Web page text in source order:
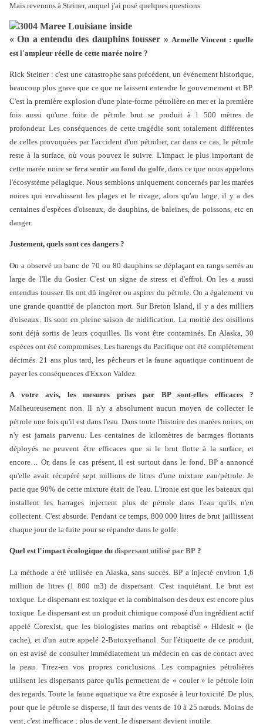
Mais revenons à Steiner, auquel j'ai posé quelques questions.
« On a entendu des dauphins tousser » Armelle Vincent : quelle
est l'ampleur réelle de cette marée noire ?
Rick Steiner : c'est une catastrophe sans précédent, un événement historique,
beaucoup plus grave que ce que ne laissent entendre le gouvernement et BP.
C'est la première explosion d'une plate-forme pétrolière en mer et la première
fois aussi qu'une fuite de pétrole brut se produit à 1 500 mètres de
profondeur. Les conséquences de cette tragédie sont totalement différentes
de celles provoquées par l'accident d'un pétrolier, car dans ce cas, le pétrole
reste à la surface, où vous pouvez le suivre. L'impact le plus important de
cette marée noirese fera sentir au fond du golfe, dans ce que nous appelons
l'écosystème pélagique. Nous semblons uniquement concernés par les marées
noires qui envahissent les plages et le rivage, alors qu'au large, il y a des
centaines d'espèces d'oiseaux, de dauphins, de baleines, de poissons, etc en
danger.
Justement, quels sont ces dangers ?
On a observé un banc de 70 ou 80 dauphins se déplaçant en rangs serrés au
large de l'Ile du Gosier. C'est un signe de stress et d'effroi. On les a aussi
entendus tousser. Ils ont dû ingérer ou aspirer du pétrole. On a également vu
une grande quantité de plancton mort. Sur Breton Island, il y a des milliers
d'oiseaux. Ils sont en pleine saison de nidification. La moitié des oisillons
sont déjà sortis de leurs coquilles. Ils vont être contaminés. En Alaska, 30
espèces ont été compromises. Les harengs du Pacifique ont été complètement
décimés. 21 ans plus tard, les pêcheurs et la faune aquatique continuent de
payer les conséquences d'Exxon Valdez.
A votre avis, les mesures prises par BP sont-elles efficaces ?
Malheureusement non. Il n'y a absolument aucun moyen de collecter le
pétrole une fois qu'il est dans l'eau. Dans toute l'histoire des marées noires, on
n'y est jamais parvenu. Les centaines de kilomètres de barrages flottants
déployés ne peuvent être efficaces que si le brut flotte à la surface, et
encore… Or, dans le cas présent, il est surtout dans le fond. BP a annoncé
qu'elle avait récupéré sept millions de litres d'une mixture eau/pétrole. Je
parie que 90% de cette mixture était de l'eau. L'ironie est que les bateaux qui
installent les barrages injectent plus de pétrole dans l'eau qu'ils n'en
collectent. C'est absurde. Pendant ce temps, 800 000 litres de brut jaillissent
chaque jour de la fuite pour se répandre dans le golfe.
Quel est l'impact écologique du dispersant utilisé par BP ?
La méthode a été utilisée en Alaska, sans succès. BP a injecté environ 1,6
million de litres (1 800 m3) de dispersant. C'est inquiétant. Le brut est
toxique. Le dispersant est toxique et la combinaison des deux est encore plus
toxique. Le dispersant est un produit chimique composé d'un ingrédient actif
appelé Corexist, que les biologistes marins ont rebaptisé « Hidesit » (le
cache), et d'un autre appelé 2-Butoxyethanol. Sur l'étiquette de ce produit,
on est avisé de consulter immédiatement un médecin en cas de contact avec
la peau. Tirez-en vos propres conclusions. Les compagnies pétrolières
utilisent les dispersants parce qu'ils permettent de « couler » le pétrole loin
des regards. Toute la faune aquatique va être exposée à leur toxicité. De plus,
pour que le pétrole se disperse, il faut des vents de 10 à 25 nœuds. Moins de
vent, c'est inefficace ; plus de vent, le dispersant devient inutile.